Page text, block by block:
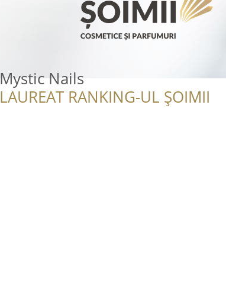
Mystic Nails
LAUREAT RANKING-UL ȘOIMII